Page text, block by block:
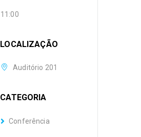
11:00
LOCALIZAÇÃO
Auditório 201
CATEGORIA
Conferência